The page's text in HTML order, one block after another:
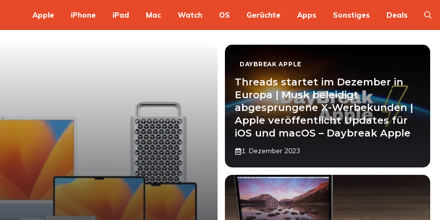
Apple iPhone iPad Mac Watch OS Gerüchte Apps Sonstiges Deals
DAYBREAK APPLE
Threads startet im Dezember in
Europa | Musk beleidigt
abgesprungene X-Werbekunden |
Apple veröffentlicht Updates für
iOS und macOS – Daybreak Apple
1. Dezember 2023